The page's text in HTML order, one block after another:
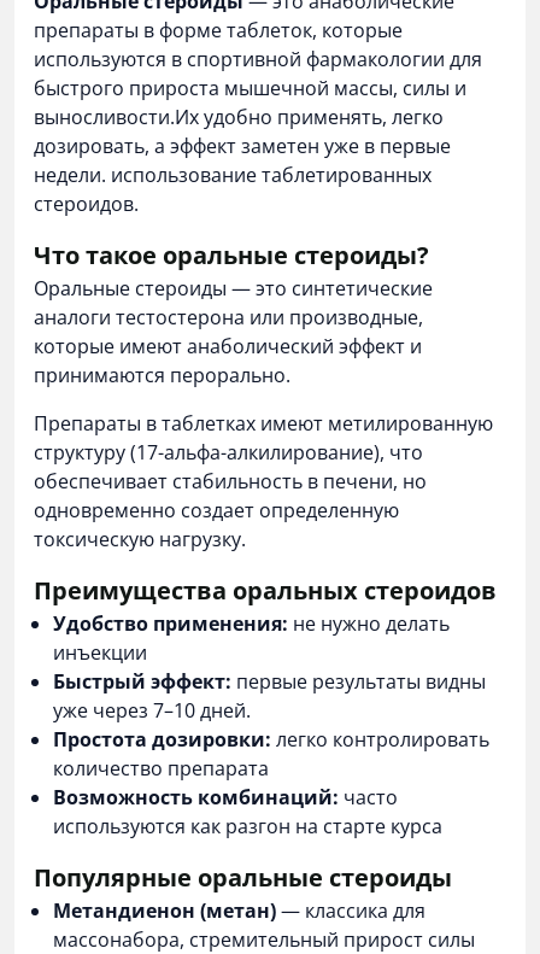
препараты в форме таблеток, которые
используются в спортивной фармакологии для
быстрого прироста мышечной массы, силы и
выносливости.Их удобно применять, легко
дозировать, а эффект заметен уже в первые
недели. использование таблетированных
стероидов.
Что такое оральные стероиды?
Оральные стероиды — это синтетические
аналоги тестостерона или производные,
которые имеют анаболический эффект и
принимаются перорально.
Препараты в таблетках имеют метилированную
структуру (17-альфа-алкилирование), что
обеспечивает стабильность в печени, но
одновременно создает определенную
токсическую нагрузку.
Преимущества оральных стероидов
Удобство применения: не нужно делать
инъекции
Быстрый эффект: первые результаты видны
уже через 7–10 дней.
Простота дозировки: легко контролировать
количество препарата
Возможность комбинаций: часто
используются как разгон на старте курса
Популярные оральные стероиды
Метандиенон (метан)— классика для
массонабора, стремительный прирост силы